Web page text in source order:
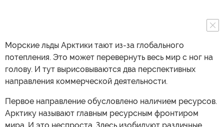
Морские льды Арктики тают из-за глобального
потепления. Это может перевернуть весь мир с ног на
голову. И тут вырисовываются два перспективных
направления коммерческой деятельности.
Первое направление обусловлено наличием ресурсов.
Арктику называют главным ресурсным фронтиром